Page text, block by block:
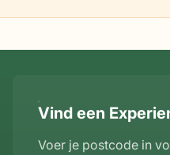
Vind een
Voer je postcode in